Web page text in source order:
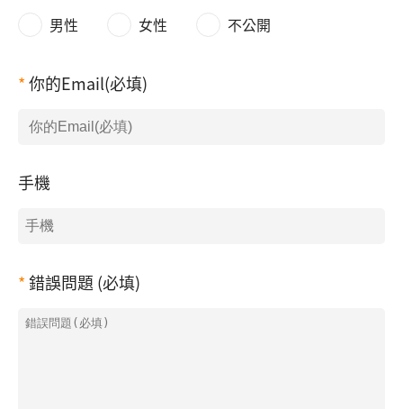
男性 女性 不公開
你的Email(必填)
手機
錯誤問題 (必填)